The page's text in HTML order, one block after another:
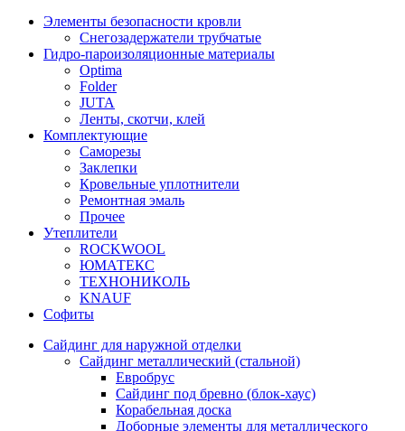
Элементы безопасности кровли
Снегозадержатели трубчатые
Гидро-пароизоляционные материалы
Optima
Folder
JUTA
Ленты, скотчи, клей
Комплектующие
Саморезы
Заклепки
Кровельные уплотнители
Ремонтная эмаль
Прочее
Утеплители
ROCKWOOL
ЮМАТЕКС
ТЕХНОНИКОЛЬ
KNAUF
Софиты
Сайдинг для наружной отделки
Сайдинг металлический (стальной)
Евробрус
Сайдинг под бревно (блок-хаус)
Корабельная доска
Доборные элементы для металлического